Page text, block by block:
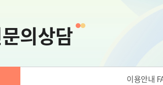
의상담
이용안내